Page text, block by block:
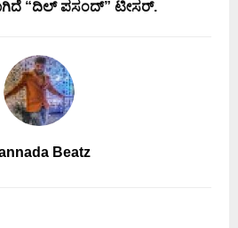
“ದಿಲ್ ಪಸಂದ್” ಟೀಸರ್.
Beatz